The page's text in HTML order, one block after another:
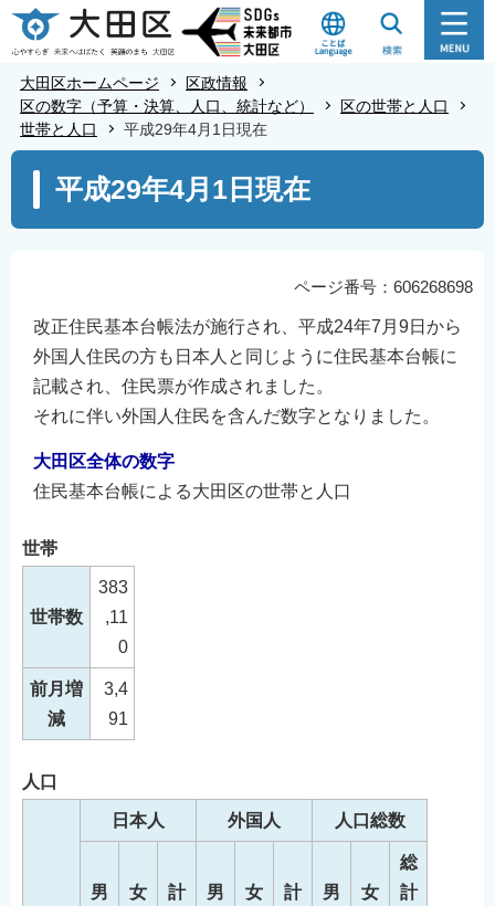
こ
の
の
頭
大田区ホームページ
区政情報
区の数字（予算・決算、人口、統計など）
区の世帯と人口
世帯と人口
平成29年4月1日現在
こ
平成29年4月1日現在
ページ番号：606268698
改正住民基本台帳法が施行され、平成24年7月9日から
外国人住民の方も日本人と同じように住民基本台帳に
記載され、住民票が作成されました。
それに伴い外国人住民を含んだ数字となりました。
大田区全体の数字
住民基本台帳による大田区の世帯と人口
世帯
世帯数
383
,11
0
前月増
減
3,4
91
人口
日本人 外国人 人口総数
男 女 計 男 女 計 男 女
総
計